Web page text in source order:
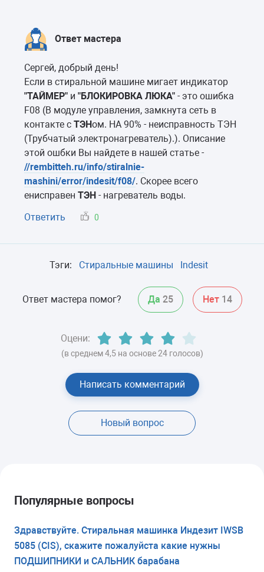
Ответ мастера
Сергей, добрый день!
Если в стиральной машине мигает индикатор
"ТАЙМЕР" и "БЛОКИРОВКА ЛЮКА" - это ошибка
F08 (В модуле управления, замкнута сеть в
контакте с ТЭНом. НА 90% - неисправность ТЭН
(Трубчатый электронагреватель).). Описание
этой ошбки Вы найдете в нашей статье -
//rembitteh.ru/info/stiralnie-
mashini/error/indesit/f08/. Скорее всего
енисправен ТЭН - нагреватель воды.
Ответить
0
Тэги: Стиральные машины Indesit
Ответ мастера помог? Да 25 Нет 14
Оцени:
(в среднем 4,5 на основе 24 голосов)
Написать комментарий
Новый вопрос
Популярные вопросы
Здравствуйте. Стиральная машинка Индезит IWSB
5085 (CIS), скажите пожалуйста какие нужны
ПОДШИПНИКИ и САЛЬНИК барабана